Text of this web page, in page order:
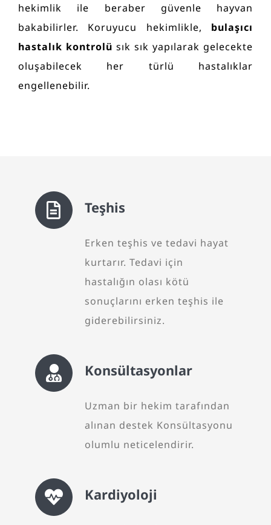
hekimlik ile beraber güvenle hayvan
bakabilirler. Koruyucu hekimlikle, bulaşıcı
hastalık kontrolü sık sık yapılarak gelecekte
oluşabilecek her türlü hastalıklar
engellenebilir.
Teşhis
Erken teşhis ve tedavi hayat
kurtarır. Tedavi için
hastalığın olası kötü
sonuçlarını erken teşhis ile
giderebilirsiniz.
Konsültasyonlar
Uzman bir hekim tarafından
alınan destek Konsültasyonu
olumlu neticelendirir.
Kardiyoloji